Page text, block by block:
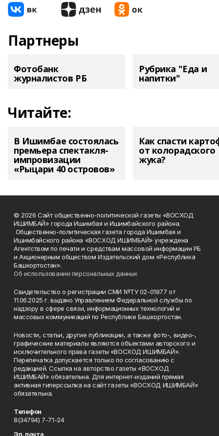
Партнеры
Фотобанк
журналистов РБ
Рубрика "Еда и
напитки"
Читайте:
В Ишимбае состоялась
премьера спектакля-
импровизации
«Рыцари 40 островов»
Как спасти
от колорадского
жука?
© 2026 Сайт общественно-политической газеты «ВОСХОД
ИШИМБАЙ» города Ишимбая и Ишимбайского района.
Общественно-политическая газета города Ишимбая и
Ишимбайского района «ВОСХОД ИШИМБАЙ» учреждена
Агентством по печати и средствам массовой информации РБ
и Акционерным обществом Издательский дом «Республика
Башкортостан».
Об использовании персональных данных
Свидетельство о регистрации СМИ №ТУ 02-01877 от
11.06.2025 г. выдано Управлением Федеральной службы по
надзору в сфере связи, информационных технологий и
массовых коммуникаций по Республике Башкортостан.
Новости, статьи, другие публикации, а также фото-, видео-,
графические материалы являются объектами авторского и
исключительного права газеты «ВОСХОД ИШИМБАЙ».
Перепечатка допускается только по согласованию с
редакцией. Ссылка на авторство газеты «ВОСХОД
ИШИМБАЙ» обязательна. Для интернет-изданий прямая
активная гиперссылка на сайт газеты «ВОСХОД ИШИМБАЙ»
обязательна.
Телефон
8(34794) 7-71-24
Эл. почта